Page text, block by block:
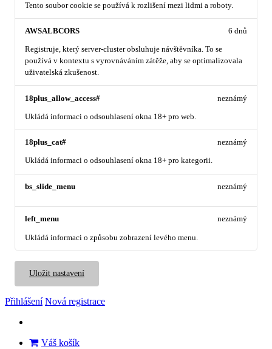
Tento soubor cookie se používá k rozlišení mezi lidmi a roboty.
AWSALBCORS
Registruje, který server-cluster obsluhuje návštěvníka. To se
používá v kontextu s vyrovnáváním zátěže, aby se optimalizovala
uživatelská zkušenost.
6 dnů
18plus_allow_access#
Ukládá informaci o odsouhlasení okna 18+ pro web.
neznámý
18plus_cat#
Ukládá informaci o odsouhlasení okna 18+ pro kategorii.
neznámý
bs_slide_menu neznámý
left_menu
Ukládá informaci o způsobu zobrazení levého menu.
neznámý
Uložit nastavení
Přihlášení Nová registrace
Váš košík